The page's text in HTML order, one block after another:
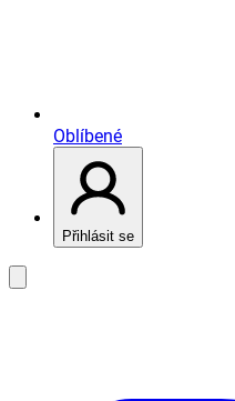
Oblíbené
Přihlásit se